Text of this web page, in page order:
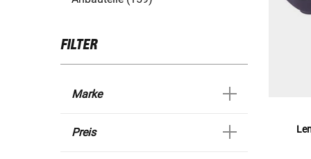
FILTER
Marke
Preis